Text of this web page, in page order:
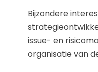
Bijzondere
issue- en
organisatie van